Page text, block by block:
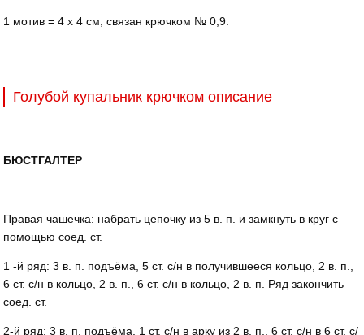
1 мотив = 4 х 4 см, связан крючком № 0,9.
Голубой купальник крючком описание
БЮСТГАЛТЕР
Правая чашечка: набрать цепочку из 5 в. п. и замкнуть в круг с
помощью соед. ст.
1 -й ряд: 3 в. п. подъёма, 5 ст. с/н в получившееся кольцо, 2 в. п.,
6 ст. с/н в кольцо, 2 в. п., 6 ст. с/н в кольцо, 2 в. п. Ряд закончить
соед. ст.
2-й ряд: 3 в. п. подъёма, 1 ст. с/н в арку из 2 в. п., 6 ст. с/н в 6 ст. с/